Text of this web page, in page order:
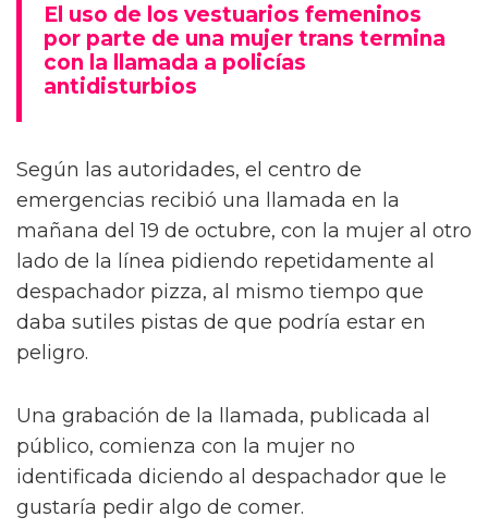
El uso de los vestuarios femeninos
por parte de una mujer trans termina
con la llamada a policías
antidisturbios
Según las autoridades, el centro de
emergencias recibió una llamada en la
mañana del 19 de octubre, con la mujer al otro
lado de la línea pidiendo repetidamente al
despachador pizza, al mismo tiempo que
daba sutiles pistas de que podría estar en
peligro.
Una grabación de la llamada, publicada al
público, comienza con la mujer no
identificada diciendo al despachador que le
gustaría pedir algo de comer.